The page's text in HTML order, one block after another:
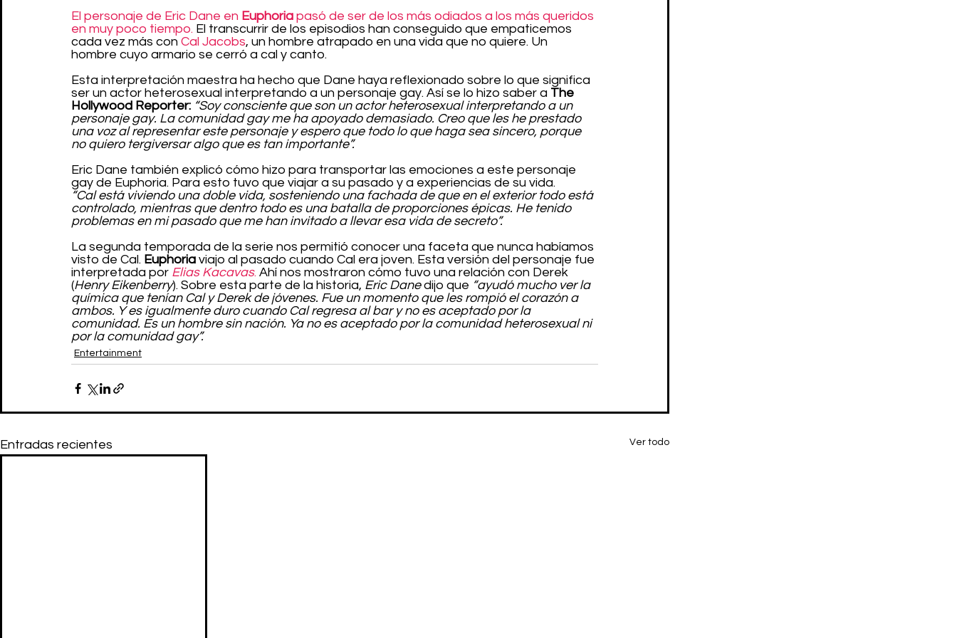
El personaje de Eric Dane en Euphoria pasó de ser de los más odiados a los más queridos
en muy poco tiempo. El transcurrir de los episodios han conseguido que empaticemos
cada vez más con Cal Jacobs, un hombre atrapado en una vida que no quiere. Un
hombre cuyo armario se cerró a cal y canto.
Esta interpretación maestra ha hecho que Dane haya reflexionado sobre lo que significa
ser un actor heterosexual interpretando a un personaje gay. Así se lo hizo saber a The
Hollywood Reporter: “Soy consciente que son un actor heterosexual interpretando a un
personaje gay. La comunidad gay me ha apoyado demasiado. Creo que les he prestado
una voz al representar este personaje y espero que todo lo que haga sea sincero, porque
no quiero tergiversar algo que es tan importante”.
Eric Dane también explicó cómo hizo para transportar las emociones a este personaje
gay de Euphoria. Para esto tuvo que viajar a su pasado y a experiencias de su vida.
“Cal está viviendo una doble vida, sosteniendo una fachada de que en el exterior todo está
controlado, mientras que dentro todo es una batalla de proporciones épicas. He tenido
problemas en mi pasado que me han invitado a llevar esa vida de secreto”.
La segunda temporada de la serie nos permitió conocer una faceta que nunca habíamos
visto de Cal. Euphoria viajo al pasado cuando Cal era joven. Esta versión del personaje fue
interpretada por Elias Kacavas. Ahí nos mostraron cómo tuvo una relación con Derek
(Henry Eikenberry). Sobre esta parte de la historia, Eric Dane dijo que “ayudó mucho ver la
química que tenían Cal y Derek de jóvenes. Fue un momento que les rompió el corazón a
ambos. Y es igualmente duro cuando Cal regresa al bar y no es aceptado por la
comunidad. Es un hombre sin nación. Ya no es aceptado por la comunidad heterosexual ni
por la comunidad gay”.
Entertainment
Entradas recientes Ver todo